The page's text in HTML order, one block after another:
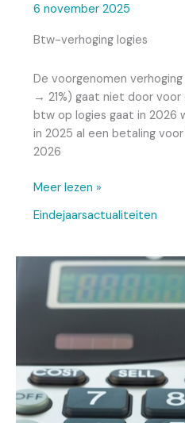
6 november 2025
Btw-verhoging logies
De voorgenomen
→ 21%) gaat niet door
btw op logies gaat in 2026
in 2025 al een betaling
2026
Meer lezen »
Eindejaarsactualiteiten
Einde
handhavingsmoratorium
arbeidsrelaties